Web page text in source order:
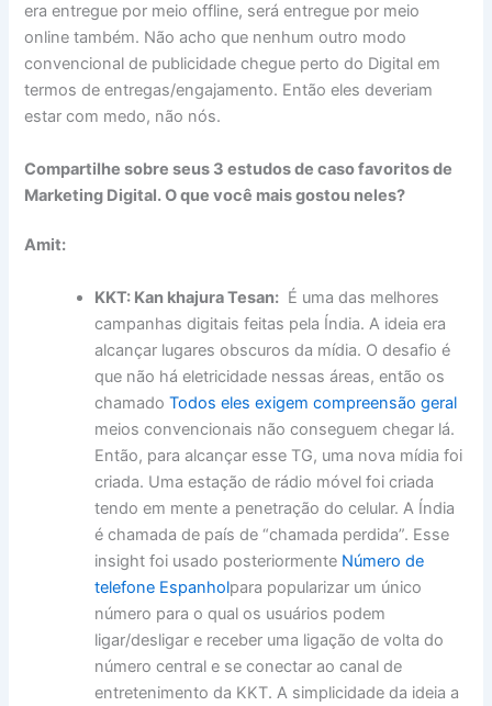
era entregue por meio offline, será entregue por meio
online também. Não acho que nenhum outro modo
convencional de publicidade chegue perto do Digital em
termos de entregas/engajamento. Então eles deveriam
estar com medo, não nós.
Compartilhe sobre seus 3 estudos de caso favoritos de
Marketing Digital. O que você mais gostou neles?
Amit:
KKT: Kan khajura Tesan: É uma das melhores
campanhas digitais feitas pela Índia. A ideia era
alcançar lugares obscuros da mídia. O desafio é
que não há eletricidade nessas áreas, então os
chamadoTodos eles exigem compreensão geral
meios convencionais não conseguem chegar lá.
Então, para alcançar esse TG, uma nova mídia foi
criada. Uma estação de rádio móvel foi criada
tendo em mente a penetração do celular. A Índia
é chamada de país de “chamada perdida”. Esse
insight foi usado posteriormente Número de
telefone Espanholpara popularizar um único
número para o qual os usuários podem
ligar/desligar e receber uma ligação de volta do
número central e se conectar ao canal de
entretenimento da KKT. A simplicidade da ideia a